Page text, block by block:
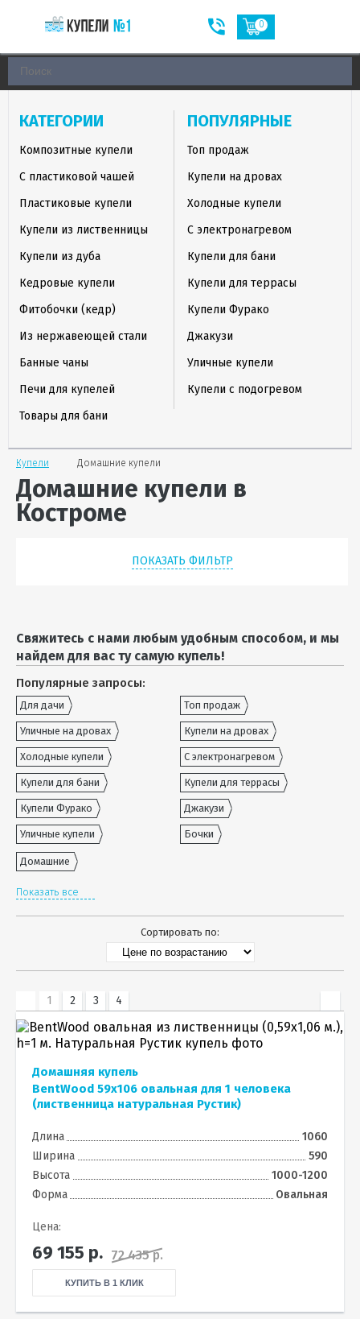
0
КАТЕГОРИИ
Композитные купели
С пластиковой чашей
Пластиковые купели
Купели из лиственницы
Купели из дуба
Кедровые купели
Фитобочки (кедр)
Из нержавеющей стали
Банные чаны
Печи для купелей
Товары для бани
ПОПУЛЯРНЫЕ
Топ продаж
Купели на дровах
Холодные купели
С электронагревом
Купели для бани
Купели для террасы
Купели Фурако
Джакузи
Уличные купели
Купели с подогревом
Купели Домашние купели
Домашние купели в
Костроме
ПОКАЗАТЬ ФИЛЬТР
Свяжитесь с нами любым удобным способом, и мы
найдем для вас ту самую купель!
Популярные запросы:
Для дачи Топ продаж
Уличные на дровах Купели на дровах
Холодные купели С электронагревом
Купели для бани Купели для террасы
Купели Фурако Джакузи
Уличные купели Бочки
Домашние
Показать все
Сортировать по:
1 2 3 4
Домашняя купель
BentWood 59х106 овальная для 1 человека
(лиственница натуральная Рустик)
Длина
1060
Ширина
590
Высота
1000-1200
Форма
Овальная
Цена:
69 155 р. 72 435 р.
КУПИТЬ В 1 КЛИК